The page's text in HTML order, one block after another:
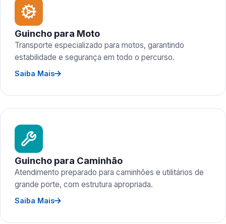
Guincho para Moto
Transporte especializado para motos, garantindo
estabilidade e segurança em todo o percurso.
Saiba Mais
Guincho para Caminhão
Atendimento preparado para caminhões e utilitários de
grande porte, com estrutura apropriada.
Saiba Mais